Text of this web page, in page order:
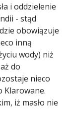
i oddzielenie
- stąd
obowiązuje
inną
wody) niż
do
nieco
Klarowane.
iż masło nie